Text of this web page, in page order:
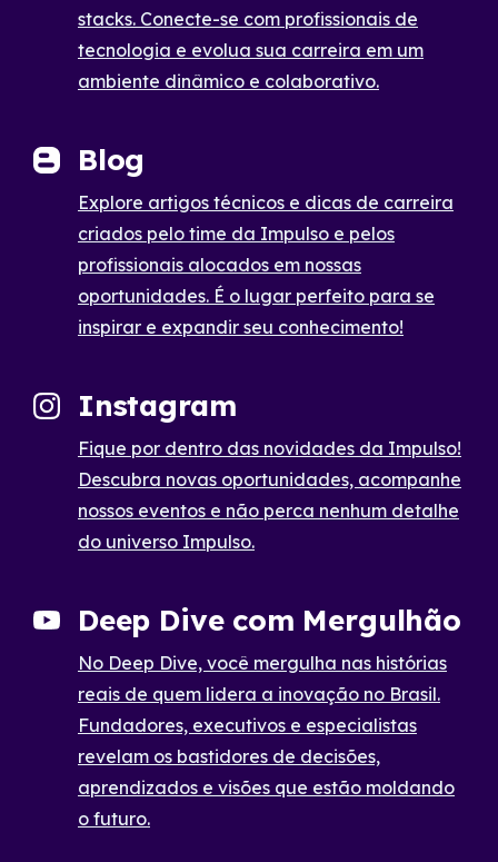
stacks. Conecte-se com profissionais de
tecnologia e evolua sua carreira em um
ambiente dinâmico e colaborativo.
Blog
Explore artigos técnicos e dicas de carreira
criados pelo time da Impulso e pelos
profissionais alocados em nossas
oportunidades. É o lugar perfeito para se
inspirar e expandir seu conhecimento!
Instagram
Fique por dentro das novidades da Impulso!
Descubra novas oportunidades, acompanhe
nossos eventos e não perca nenhum detalhe
do universo Impulso.
Deep Dive com Mergulhão
No Deep Dive, você mergulha nas histórias
reais de quem lidera a inovação no Brasil.
Fundadores, executivos e especialistas
revelam os bastidores de decisões,
aprendizados e visões que estão moldando
o futuro.